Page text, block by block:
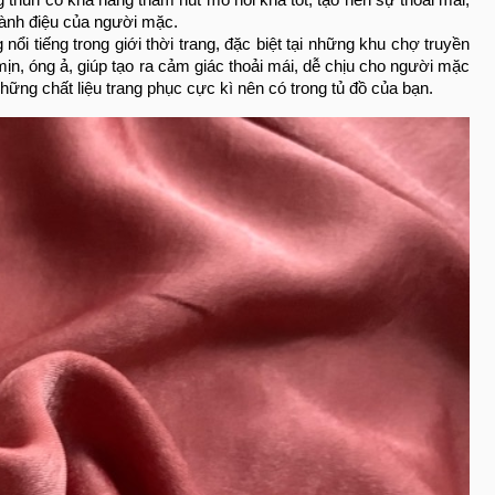
điệu của người mặc.
tiếng trong giới thời trang, đặc biệt tại những khu chợ truyền
óng ả, giúp tạo ra cảm giác thoải mái, dễ chịu cho người mặc
chất liệu trang phục cực kì nên có trong tủ đồ của bạn.